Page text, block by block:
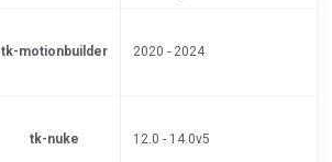
tk-motionbuilder 2020 - 2024
tk-nuke 12.0 - 14.0v5